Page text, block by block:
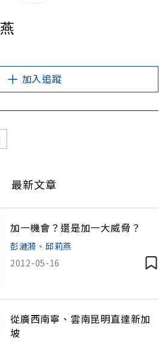
加入追蹤
最新文章
加一機會？還是加一大威脅？
彭漣漪、邱莉燕
2012-05-16
從廣西南寧、雲南昆明直達新加
坡